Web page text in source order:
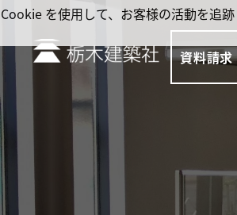
資料請求
Cookie を使用して、お客様の活動を追